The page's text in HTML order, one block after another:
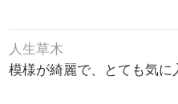
人生草木
模様が綺麗で、とても気に